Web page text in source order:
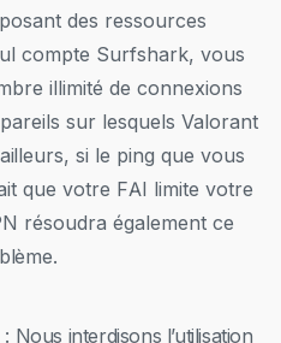
des ressources
compte Surfshark, vous
illimité de connexions
sur lesquels Valorant
si le ping que vous
que votre FAI limite votre
résoudra également ce
Nous interdisons l’utilisation